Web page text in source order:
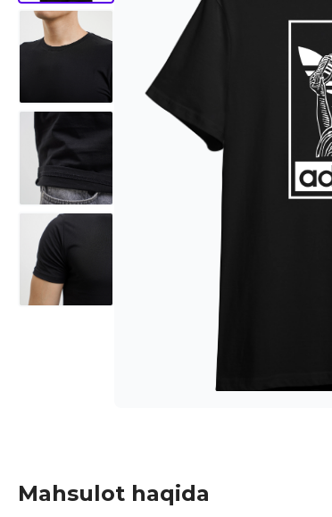
Mahsulot haqida